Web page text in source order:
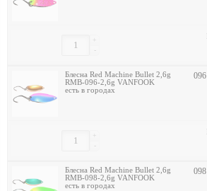
-
+
Блесна Red Machine Bullet 2,6g
RMB-096-2,6g VANFOOK
есть в городах
096
-
+
Блесна Red Machine Bullet 2,6g
RMB-098-2,6g VANFOOK
есть в городах
098